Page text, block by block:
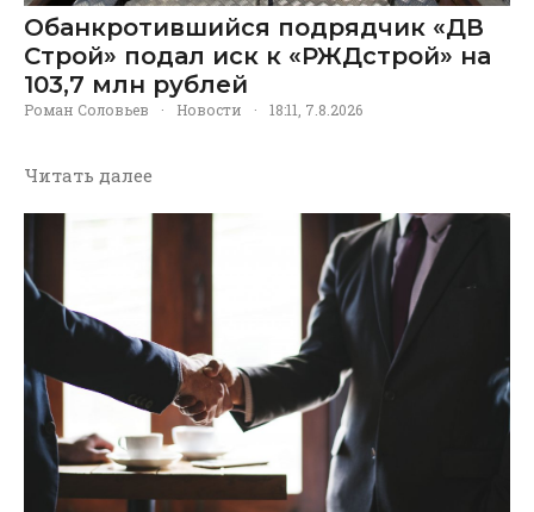
Обанкротившийся подрядчик «ДВ
Строй» подал иск к «РЖДстрой» на
103,7 млн рублей
Роман Соловьев · Новости · 18:11, 7.8.2026
Читать далее